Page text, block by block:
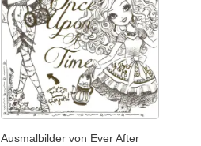
Ausmalbilder von Ever After